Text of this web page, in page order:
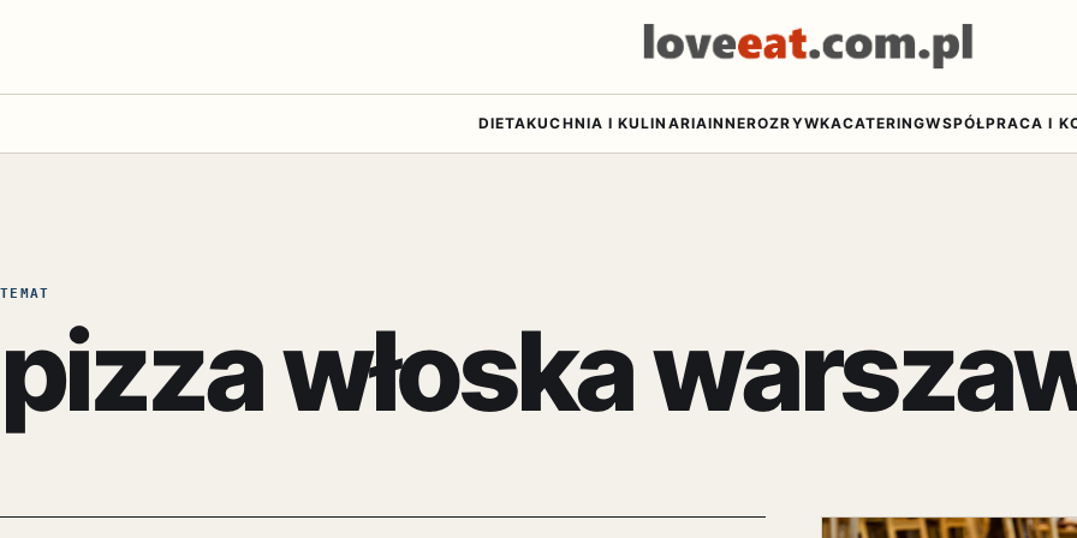
DIETAKUCHNIA I KULINARIAINNEROZRYWKACATERINGWSPÓŁPRACA I
TEMAT
pizza włoska